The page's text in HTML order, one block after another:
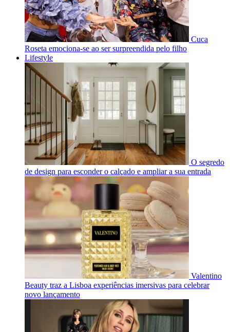
Cuca
Roseta emociona-se ao ser surpreendida pelo filho
Lifestyle
O segredo
de design para esconder o calçado e ampliar a sua entrada
Valentino
Beauty traz a Lisboa experiências imersivas para celebrar
novo lançamento